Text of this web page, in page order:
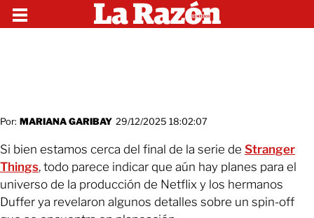
Por: MARIANA GARIBAY 29/12/2025 18:02:07
Si bien estamos cerca del final de la serie de Stranger
Things, todo parece indicar que aún hay planes para el
universo de la producción de Netflix y los hermanos
Duffer ya revelaron algunos detalles sobre un spin-off